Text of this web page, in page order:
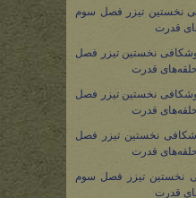
نخستین تیزر فصل سوم
قدرت
نخستین تیزر فصل
قدرت
نخستین تیزر فصل
قدرت
نخستین تیزر فصل
قدرت
نخستین تیزر فصل سوم
قدرت